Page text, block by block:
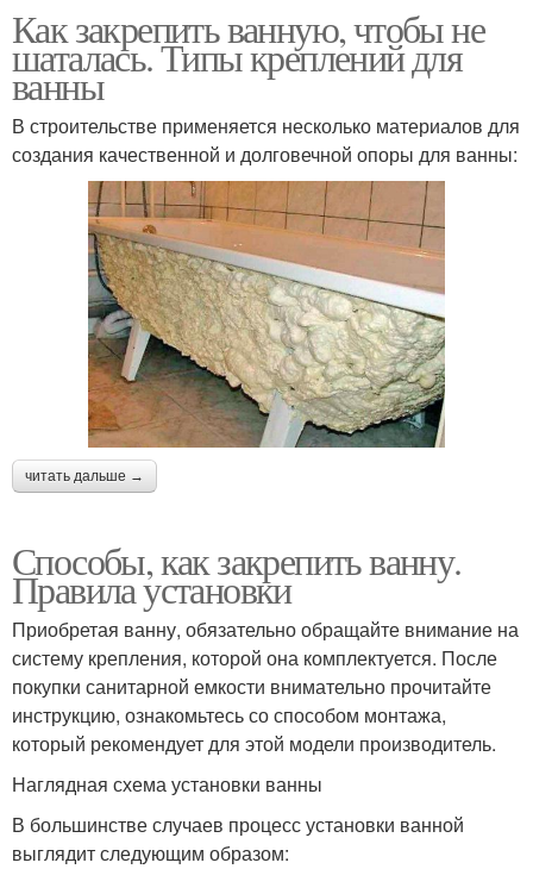
Как закрепить ванную, чтобы не
шаталась. Типы креплений для
ванны
В строительстве применяется несколько материалов для
создания качественной и долговечной опоры для ванны:
читать дальше →
Способы, как закрепить ванну.
Правила установки
Приобретая ванну, обязательно обращайте внимание на
систему крепления, которой она комплектуется. После
покупки санитарной емкости внимательно прочитайте
инструкцию, ознакомьтесь со способом монтажа,
который рекомендует для этой модели производитель.
Наглядная схема установки ванны
В большинстве случаев процесс установки ванной
выглядит следующим образом: